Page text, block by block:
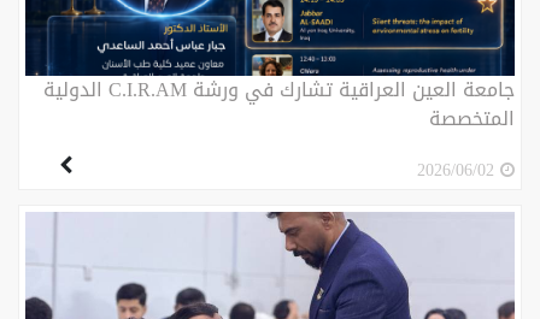
جامعة العين العراقية تشارك في ورشة C.I.R.AM الدولية
المتخصصة
2026/06/02